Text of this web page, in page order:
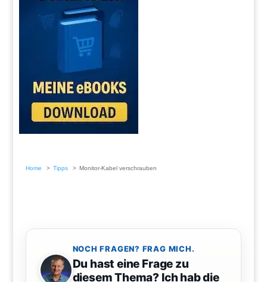
Home Tipps Monitor-Kabel verschrauben
NOCH FRAGEN? FRAG MICH.
Du hast eine Frage zu
diesem Thema? Ich hab die